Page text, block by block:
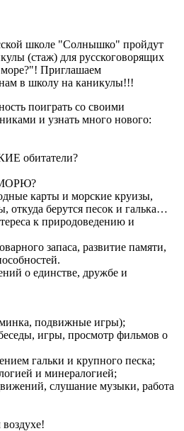
школе "Солнышко" пройдут
(стаж) для русскоговорящих
Приглашаем
в школу на каникулы!!!
поиграть со своими
и узнать много нового:
обитатели?
МОРЮ?
карты и морские круизы,
откуда берутся песок и галька…
к природоведению и
запаса, развитие памяти,
о единстве, дружбе и
подвижные игры);
игры, просмотр фильмов о
гальки и крупного песка;
и минералогией;
слушание музыки, работа